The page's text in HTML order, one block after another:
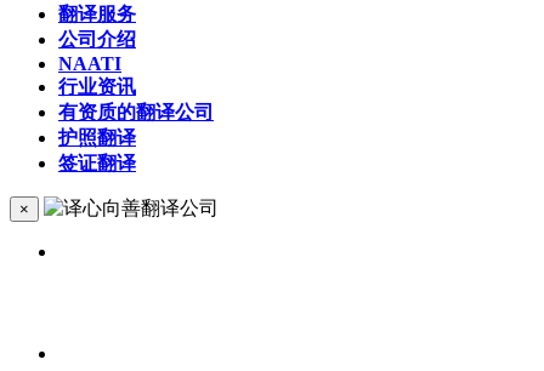
翻译服务
公司介绍
NAATI
行业资讯
有资质的翻译公司
护照翻译
签证翻译
×